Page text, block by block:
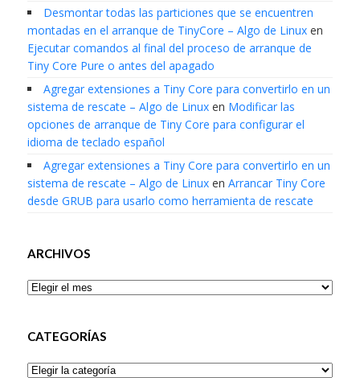
Desmontar todas las particiones que se encuentren
montadas en el arranque de TinyCore – Algo de Linuxen
Ejecutar comandos al final del proceso de arranque de
Tiny Core Pure o antes del apagado
Agregar extensiones a Tiny Core para convertirlo en un
sistema de rescate – Algo de Linuxen Modificar las
opciones de arranque de Tiny Core para configurar el
idioma de teclado español
Agregar extensiones a Tiny Core para convertirlo en un
sistema de rescate – Algo de Linuxen Arrancar Tiny Core
desde GRUB para usarlo como herramienta de rescate
ARCHIVOS
Archivos
CATEGORÍAS
Categorías